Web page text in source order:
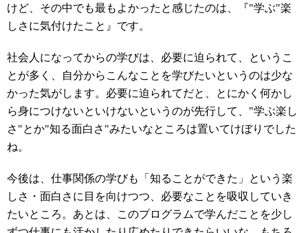
けど、その中でも最もよかったと感じたのは、『"学ぶ"楽
しさに気付けたこと』です。
社会人になってからの学びは、必要に迫られて、というこ
とが多く、自分からこんなことを学びたいというのは少な
かった気がします。必要に迫られてだと、とにかく何かし
ら身につけないといけないというのが先行して、"学ぶ楽し
さ"とか"知る面白さ"みたいなところは置いてけぼりでした
ね。
今後は、仕事関係の学びも「知ることができた」という楽
しさ・面白さに目を向けつつ、必要なことを吸収していき
たいところ。あとは、このプログラムで学んだことを少し